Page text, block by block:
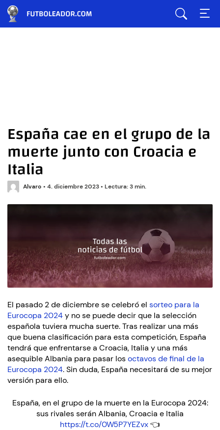
España cae en el grupo de la
muerte junto con Croacia e
Italia
Alvaro • 4. diciembre 2023• Lectura: 3 min.
El pasado 2 de diciembre se celebró el sorteo para la
Eurocopa 2024y no se puede decir que la selección
española tuviera mucha suerte. Tras realizar una más
que buena clasificación para esta competición, España
tendrá que enfrentarse a Croacia, Italia y una más
asequible Albania para pasar losoctavos de final de la
Eurocopa 2024. Sin duda, España necesitará de su mejor
versión para ello.
España, en el grupo de la muerte en la Eurocopa 2024:
sus rivales serán Albania, Croacia e Italia
https://t.co/0W5P7YEZvx👈